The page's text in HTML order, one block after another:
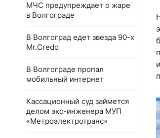
МЧС предупреждает о жаре
в Волгограде
В Волгоград едет звезда 90-х
Mr.Credo
В Волгограде пропал
мобильный интернет
Кассационный суд займется
делом экс-инженера МУП
«Метроэлектротранс»